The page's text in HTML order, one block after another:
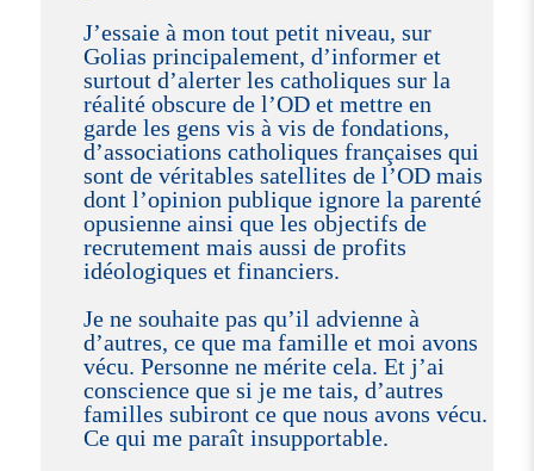
J’essaie à mon tout petit niveau, sur
Golias principalement, d’informer et
surtout d’alerter les catholiques sur la
réalité obscure de l’OD et mettre en
garde les gens vis à vis de fondations,
d’associations catholiques françaises qui
sont de véritables satellites de l’OD mais
dont l’opinion publique ignore la parenté
opusienne ainsi que les objectifs de
recrutement mais aussi de profits
idéologiques et financiers.
Je ne souhaite pas qu’il advienne à
d’autres, ce que ma famille et moi avons
vécu. Personne ne mérite cela. Et j’ai
conscience que si je me tais, d’autres
familles subiront ce que nous avons vécu.
Ce qui me paraît insupportable.